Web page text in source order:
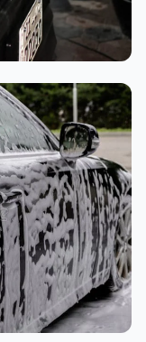
تنظيف داخلي